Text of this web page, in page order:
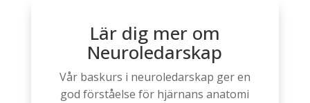
Lär dig mer om
Neuroledarskap
Vår baskurs i neuroledarskap ger en
god förståelse för hjärnans anatomi